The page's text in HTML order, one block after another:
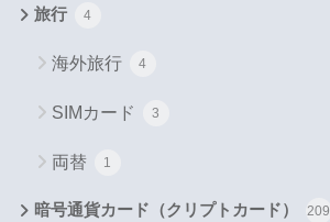
旅行 4
海外旅行 4
SIMカード 3
両替 1
暗号通貨カード（クリプトカード） 209